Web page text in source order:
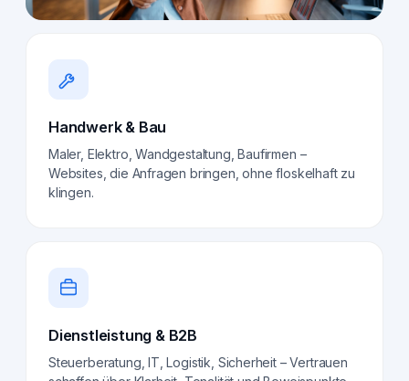
Handwerk & Bau
Maler, Elektro, Wandgestaltung, Baufirmen –
Websites, die Anfragen bringen, ohne floskelhaft zu
klingen.
Dienstleistung & B2B
Steuerberatung, IT, Logistik, Sicherheit – Vertrauen